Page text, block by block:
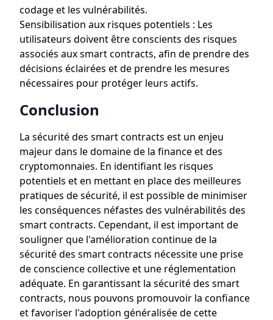
codage et les vulnérabilités.
Sensibilisation aux risques potentiels : Les
utilisateurs doivent être conscients des risques
associés aux smart contracts, afin de prendre des
décisions éclairées et de prendre les mesures
nécessaires pour protéger leurs actifs.
Conclusion
La sécurité des smart contracts est un enjeu
majeur dans le domaine de la finance et des
cryptomonnaies. En identifiant les risques
potentiels et en mettant en place des meilleures
pratiques de sécurité, il est possible de minimiser
les conséquences néfastes des vulnérabilités des
smart contracts. Cependant, il est important de
souligner que l'amélioration continue de la
sécurité des smart contracts nécessite une prise
de conscience collective et une réglementation
adéquate. En garantissant la sécurité des smart
contracts, nous pouvons promouvoir la confiance
et favoriser l'adoption généralisée de cette